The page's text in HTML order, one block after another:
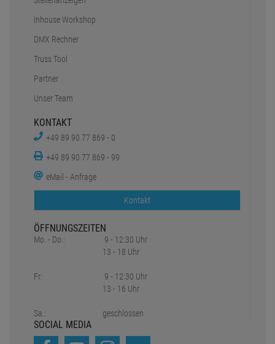
Inhouse Workshop
DMX Rechner
Truss Tool
Partner
Unser Team
KONTAKT
+49 89 90 77 869 - 0
+49 89 90 77 869 - 99
eMail - Anfrage
Kontakt
ÖFFNUNGSZEITEN
Mo. - Do.:
Fr:
Sa.:
9 - 12:30 Uhr
13 - 18 Uhr
9 - 12:30 Uhr
13 - 16 Uhr
geschlossen
SOCIAL MEDIA